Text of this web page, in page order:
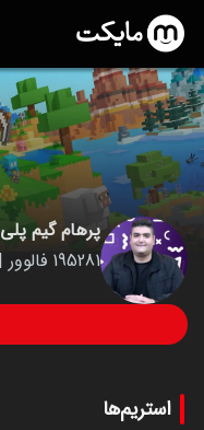
پرهام گیم پلی
195281 فالوور | 16571 ویدئو
استریم‌ها